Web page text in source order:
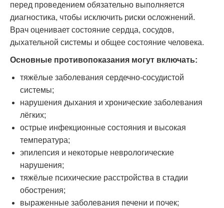
перед проведением обязательно выполняется
диагностика, чтобы исключить риски осложнений.
Врач оценивает состояние сердца, сосудов,
дыхательной системы и общее состояние человека.
Основные противопоказания могут включать:
тяжёлые заболевания сердечно-сосудистой
системы;
нарушения дыхания и хронические заболевания
лёгких;
острые инфекционные состояния и высокая
температура;
эпилепсия и некоторые неврологические
нарушения;
тяжёлые психические расстройства в стадии
обострения;
выраженные заболевания печени и почек;